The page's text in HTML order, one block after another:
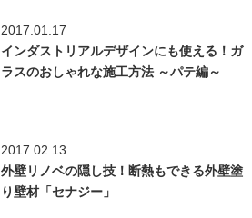
2017.01.17
インダストリアルデザインにも使える！ガ
ラスのおしゃれな施工方法 ～パテ編～
2017.02.13
外壁リノベの隠し技！断熱もできる外壁塗
り壁材「セナジー」